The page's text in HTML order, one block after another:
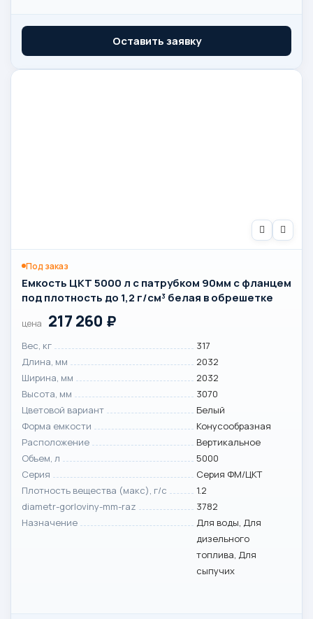
Оставить заявку
Под заказ
Емкость ЦКТ 5000 л с патрубком 90мм с фланцем
под плотность до 1,2 г/см³ белая в обрешетке
цена 217 260 ₽
Вес, кг
317
Длина, мм
2032
Ширина, мм
2032
Высота, мм
3070
Цветовой вариант
Белый
Форма емкости
Конусообразная
Расположение
Вертикальное
Объем, л
5000
Серия
Серия ФМ/ЦКТ
Плотность вещества (макс), г/с
1.2
diametr-gorloviny-mm-raz
3782
Назначение
Для воды, Для
дизельного
топлива, Для
сыпучих